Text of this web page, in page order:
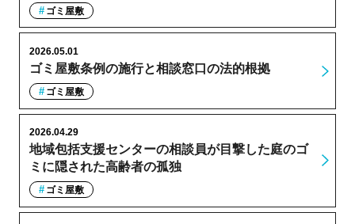
ゴミ屋敷
ゴミ屋敷条例の施行と相談窓口の法的根拠
2026.05.01
ゴミ屋敷
地域包括支援センターの相談員が目撃した庭のゴ
ミに隠された高齢者の孤独
2026.04.29
ゴミ屋敷